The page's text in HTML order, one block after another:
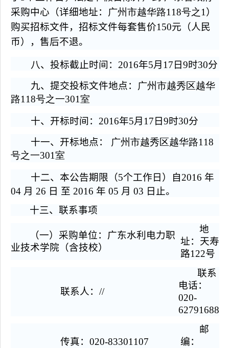
采购中心（详细地址： 广州市越华路118号之1）
购买招标文件，招标文件每套售价150元（人民
币），售后不退。
八、投标截止时间：2016年5月 17 日9时30分
九、提交投标文件地点： 广州市越秀区越华
路118号之一301室
十、开标时间：2016年5月 17 日9时30分
十一、开标地点：
广州市越秀区越华路118
号之一301室
十二、本公告期限（5个工作日）自2016 年
04 月 26 日 至 2016 年 05 月 03 日止。
十三、联系事项
（一）采购单位：广东水利电力职
业技术学院（含技校）
地
址：天寿
路122号
联系人：//
联系
电话：
020-
62791688
传真：020-83301107
邮
编：